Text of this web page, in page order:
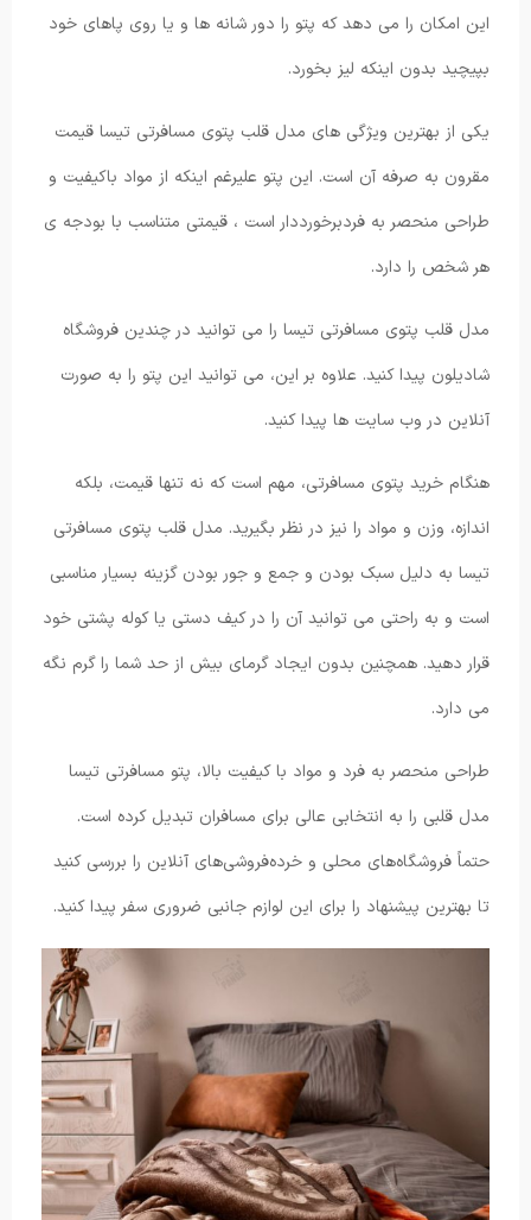
این امکان را می دهد که پتو را دور شانه ها و یا روی پاهای خود
بپیچید بدون اینکه لیز بخورد.
یکی از بهترین ویژگی های مدل قلب پتوی مسافرتی تیسا قیمت
مقرون به صرفه آن است. این پتو علیرغم اینکه از مواد باکیفیت و
طراحی منحصر به فردبرخورددار است ، قیمتی متناسب با بودجه ی
هر شخص را دارد.
مدل قلب پتوی مسافرتی تیسا را ​​می توانید در چندین فروشگاه
شادیلون پیدا کنید. علاوه بر این، می توانید این پتو را به صورت
آنلاین در وب سایت ها پیدا کنید.
هنگام خرید پتوی مسافرتی، مهم است که نه تنها قیمت، بلکه
اندازه، وزن و مواد را نیز در نظر بگیرید. مدل قلب پتوی مسافرتی
تیسا به دلیل سبک بودن و جمع و جور بودن گزینه بسیار مناسبی
است و به راحتی می توانید آن را در کیف دستی یا کوله پشتی خود
قرار دهید. همچنین بدون ایجاد گرمای بیش از حد شما را گرم نگه
می دارد.
طراحی منحصر به فرد و مواد با کیفیت بالا، پتو مسافرتی تیسا
مدل قلبی را به انتخابی عالی برای مسافران تبدیل کرده است.
حتماً فروشگاه‌های محلی و خرده‌فروشی‌های آنلاین را بررسی کنید
تا بهترین پیشنهاد را برای این لوازم جانبی ضروری سفر پیدا کنید.